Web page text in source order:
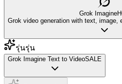
Grok Imagine
Grok video generation with text, image,
รุ่นรุ่น
Grok Imagine Text to VideoSALE